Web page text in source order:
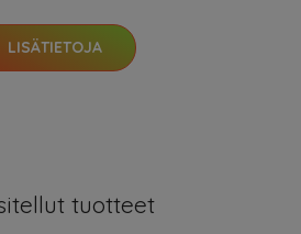
LISÄTIETOJA
tuotteet